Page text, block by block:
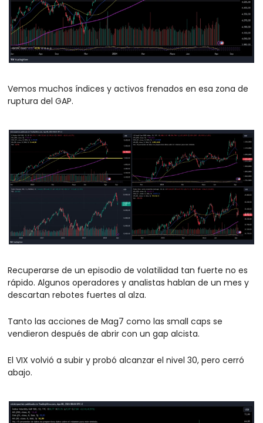
Vemos muchos índices y activos frenados en esa zona de
ruptura del GAP.
Recuperarse de un episodio de volatilidad tan fuerte no es
rápido. Algunos operadores y analistas hablan de un mes y
descartan rebotes fuertes al alza.
Tanto las acciones de Mag7 como las small caps se
vendieron después de abrir con un gap alcista.
El VIX volvió a subir y probó alcanzar el nivel 30, pero cerró
abajo.